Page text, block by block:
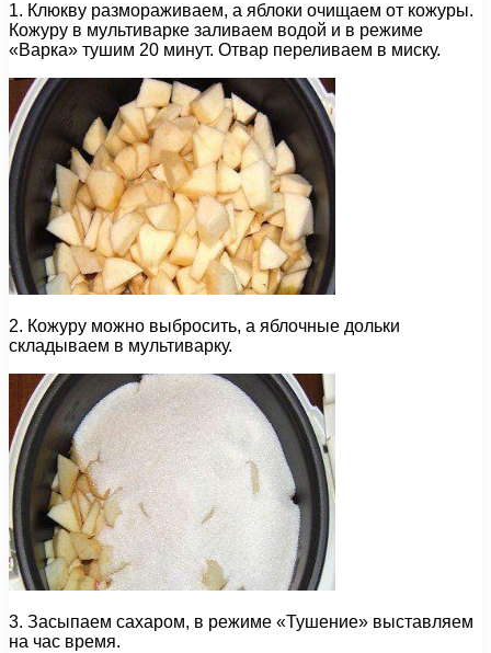
1. Клюкву размораживаем, а яблоки очищаем от кожуры.
Кожуру в мультиварке заливаем водой и в режиме
«Варка» тушим 20 минут. Отвар переливаем в миску.
2. Кожуру можно выбросить, а яблочные дольки
складываем в мультиварку.
3. Засыпаем сахаром, в режиме «Тушение» выставляем
на час время.